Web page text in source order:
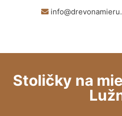
Stoličky na